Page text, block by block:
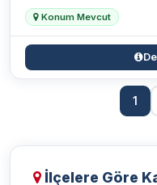
Konum Mevcut
1
İlçelere Göre